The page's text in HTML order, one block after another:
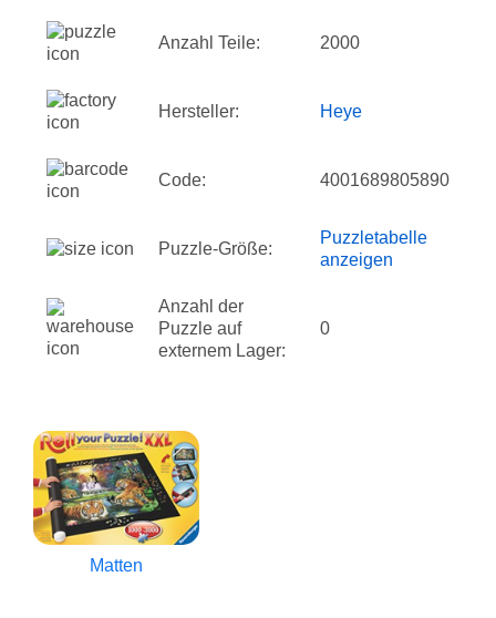
Anzahl Teile: 2000
Hersteller: Heye
Code: 4001689805890
Puzzle-Größe:
Puzzletabelle
anzeigen
Anzahl der
Puzzle auf
externem Lager:
0
Matten